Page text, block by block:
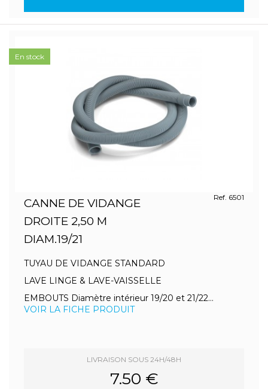
CANNE DE VIDANGE
DROITE 2,50 M
DIAM.19/21
Ref. 6501
TUYAU DE VIDANGE STANDARD
LAVE LINGE & LAVE-VAISSELLE
EMBOUTS Diamètre intérieur 19/20 et 21/22...
VOIR LA FICHE PRODUIT
LIVRAISON SOUS 24H/48H
7.50 €
En stock